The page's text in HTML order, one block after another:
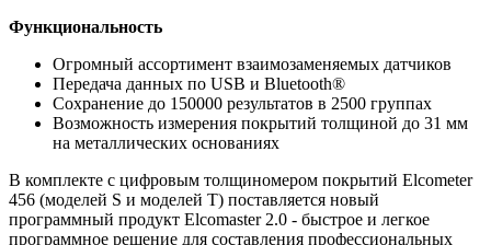
Функциональность
Огромный ассортимент взаимозаменяемых датчиков
Передача данных по USB и Bluetooth®
Сохранение до 150000 результатов в 2500 группах
Возможность измерения покрытий толщиной до 31 мм
на металлических основаниях
В комплекте с цифровым толщиномером покрытий Elcometer
456 (моделей S и моделей T) поставляется новый
программный продукт Elcomaster 2.0 - быстрое и легкое
программное решение для составления профессиональных